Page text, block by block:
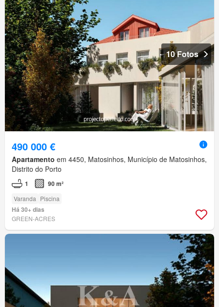
10 Fotos
490 000 €
Apartamento em 4450, Matosinhos, Município de Matosinhos,
Distrito do Porto
1 90 m²
Varanda Piscina
Há 30+ dias
GREEN-ACRES